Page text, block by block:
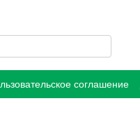
соглашение